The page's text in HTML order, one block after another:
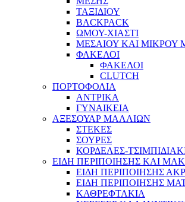
ΤΑΞΙΔΙΟΥ
BACKPACK
ΩΜΟΥ-ΧΙΑΣΤΙ
ΜΕΣΑΙΟΥ ΚΑΙ ΜΙΚΡΟΥ
ΦΑΚΕΛΟΙ
ΦΑΚΕΛΟΙ
CLUTCH
ΠΟΡΤΟΦΟΛΙΑ
ΑΝΤΡΙΚΑ
ΓΥΝΑΙΚΕΙΑ
ΑΞΕΣΟΥΑΡ ΜΑΛΛΙΩΝ
ΣΤΕΚΕΣ
ΣΟΥΡΕΣ
ΚΟΡΔΕΛΕΣ-
ΕΙΔΗ ΠΕΡΙΠΟΙΗΣΗΣ ΚΑΙ
ΕΙΔΗ ΠΕΡΙΠΟΙΗΣΗΣ
ΕΙΔΗ ΠΕΡΙΠΟΙΗΣΗΣ
ΚΑΘΡΕΦΤΑΚΙΑ